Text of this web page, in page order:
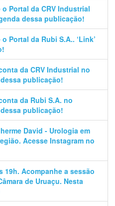
o Portal da CRV Industrial
dessa publicação!
Portal da Rubi S.A.. ‘Link’
da CRV Industrial no
publicação!
da Rubi S.A. no
publicação!
David - Urologia em
Acesse Instagram no
19h. Acompanhe a sessão
de Uruaçu. Nesta